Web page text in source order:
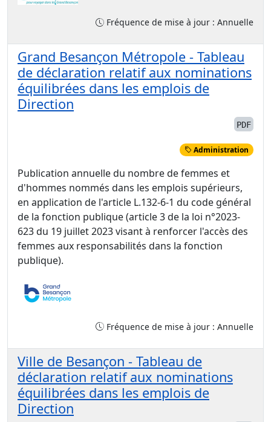
Fréquence de mise à jour : Annuelle
Grand Besançon Métropole - Tableau
de déclaration relatif aux nominations
équilibrées dans les emplois de
Direction
PDF
Administration
Publication annuelle du nombre de femmes et
d'hommes nommés dans les emplois supérieurs,
en application de l'article L.132-6-1 du code général
de la fonction publique (article 3 de la loi n°2023-
623 du 19 juillet 2023 visant à renforcer l'accès des
femmes aux responsabilités dans la fonction
publique).
Fréquence de mise à jour : Annuelle
Ville de Besançon - Tableau de
déclaration relatif aux nominations
équilibrées dans les emplois de
Direction